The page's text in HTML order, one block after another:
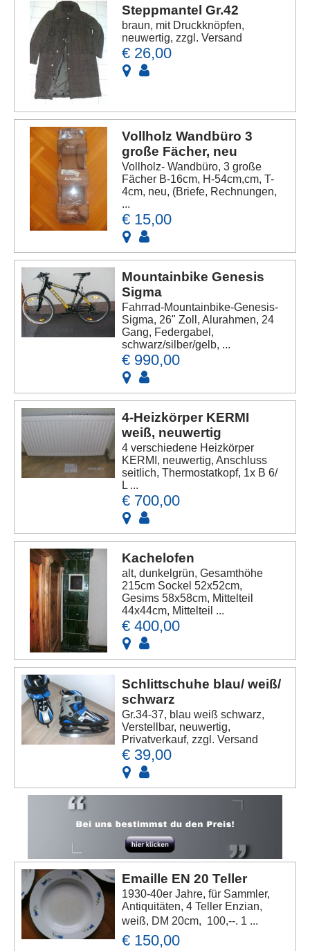
Steppmantel Gr.42
braun, mit Druckknöpfen,
neuwertig, zzgl. Versand
€ 26,00
Vollholz Wandbüro 3
große Fächer, neu
Vollholz- Wandbüro, 3 große
Fächer B-16cm, H-54cm,cm, T-
4cm, neu, (Briefe, Rechnungen,
...
€ 15,00
Mountainbike Genesis
Sigma
Fahrrad-Mountainbike-Genesis-
Sigma, 26" Zoll, Alurahmen, 24
Gang, Federgabel,
schwarz/silber/gelb, ...
€ 990,00
4-Heizkörper KERMI
weiß, neuwertig
4 verschiedene Heizkörper
KERMI, neuwertig, Anschluss
seitlich, Thermostatkopf, 1x B 6/
L ...
€ 700,00
Kachelofen
alt, dunkelgrün, Gesamthöhe
215cm Sockel 52x52cm,
Gesims 58x58cm, Mittelteil
44x44cm, Mittelteil ...
€ 400,00
Schlittschuhe blau/ weiß/
schwarz
Gr.34-37, blau weiß schwarz,
Verstellbar, neuwertig,
Privatverkauf, zzgl. Versand
€ 39,00
Emaille EN 20 Teller
1930-40er Jahre, für Sammler,
Antiquitäten, 4 Teller Enzian,
weiß, DM 20cm,  100,--. 1 ...
€ 150,00